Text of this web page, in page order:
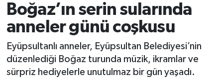
Boğaz’ın serin sularında
anneler günü coşkusu
Eyüpsultanlı anneler, Eyüpsultan Belediyesi’nin
düzenlediği Boğaz turunda müzik, ikramlar ve
sürpriz hediyelerle unutulmaz bir gün yaşadı.
EĞİTİM
GÖKTÜRK
Son Dakika Haberleri
Haber Arşivi